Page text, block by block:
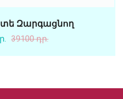
Զարգացնող
39100 դր.